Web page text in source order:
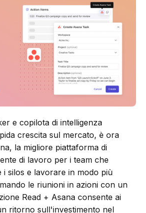
e copilota di intelligenza
crescita sul mercato, è ora
la migliore piattaforma di
di lavoro per i team che
i silos e lavorare in modo più
le riunioni in azioni con un
Read + Asana consente ai
ritorno sull'investimento nel